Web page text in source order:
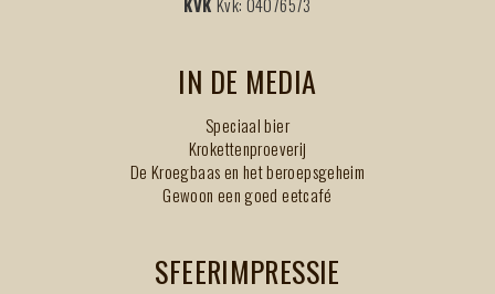
IN DE MEDIA
Speciaal bier
Krokettenproeverij
De Kroegbaas en het beroepsgeheim
Gewoon een goed eetcafé
SFEERIMPRESSIE